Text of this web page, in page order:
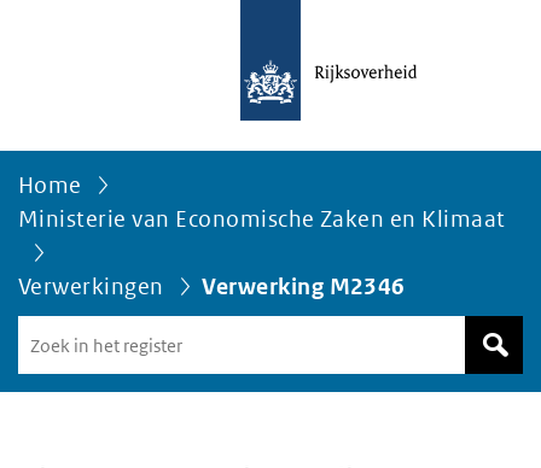
Home
Ministerie van Economische Zaken en Klimaat
Verwerkingen Verwerking M2346
in
het